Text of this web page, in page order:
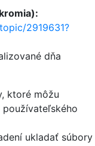
2919631?
dňa
ktoré môžu
ukladať súbory